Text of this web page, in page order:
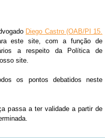
Diego Castro (OAB/PI 15.
este site, com a função de
a respeito da Política de
site.
os pontos debatidos neste
passa a ter validade a partir de